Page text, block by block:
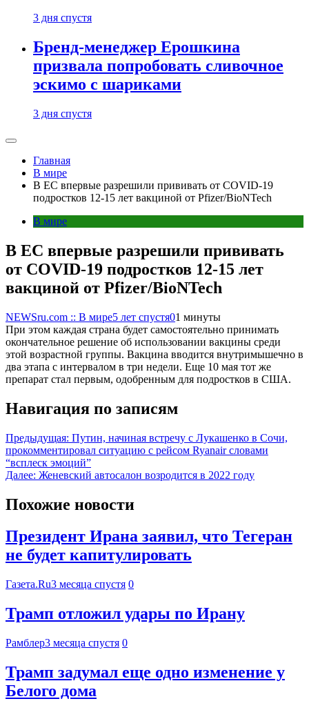
3 дня спустя
Бренд-менеджер Ерошкина
призвала попробовать сливочное
эскимо с шариками
3 дня спустя
Главная
В мире
В ЕС впервые разрешили прививать от COVID-19
подростков 12-15 лет вакциной от Pfizer/BioNTech
В мире
В ЕС впервые разрешили прививать
от COVID-19 подростков 12-15 лет
вакциной от Pfizer/BioNTech
NEWSru.com :: В мире5 лет спустя01 минуты
При этом каждая страна будет самостоятельно принимать
окончательное решение об использовании вакцины среди
этой возрастной группы. Вакцина вводится внутримышечно в
два этапа с интервалом в три недели. Еще 10 мая тот же
препарат стал первым, одобренным для подростков в США.
Навигация по записям
Предыдущая: Путин, начиная встречу с Лукашенко в Сочи,
прокомментировал ситуацию с рейсом Ryanair словами
“всплеск эмоций”
Далее: Женевский автосалон возродится в 2022 году
Похожие новости
Президент Ирана заявил, что Тегеран
не будет капитулировать
Газета.Ru3 месяца спустя 0
Трамп отложил удары по Ирану
Рамблер3 месяца спустя 0
Трамп задумал еще одно изменение у
Белого дома